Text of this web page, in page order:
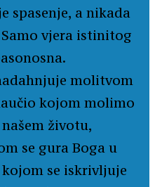
spasenje, a nikada
vjera istinitog
molitvom
kojom molimo
životu,
se gura Boga u
kojom se iskrivljuje